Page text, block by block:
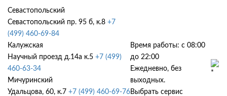
Севастопольский
Севастопольский пр. 95 б, к.8 +7
(499) 460-69-84
Калужская
Научный проезд д.14а к.5 +7 (499)
460-63-34
Мичуринский
Удальцова, 60, к.7 +7 (499) 460-69-76
Время работы: с 08:00
до 22:00
Ежедневно, без
выходных.
Выбрать сервис